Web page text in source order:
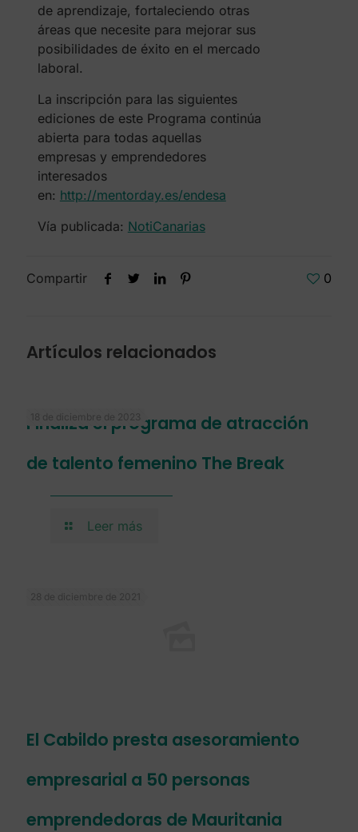
de aprendizaje, fortaleciendo otras
áreas que necesite para mejorar sus
posibilidades de éxito en el mercado
laboral.
La inscripción para las siguientes
ediciones de este Programa continúa
abierta para todas aquellas
empresas y emprendedores
interesados
en: http://mentorday.es/endesa
Vía publicada: NotiCanarias
Compartir 0
Artículos relacionados
18 de diciembre de 2023
Finaliza el programa de atracción
de talento femenino The Break
Leer más
28 de diciembre de 2021
El Cabildo presta asesoramiento
empresarial a 50 personas
emprendedoras de Mauritania